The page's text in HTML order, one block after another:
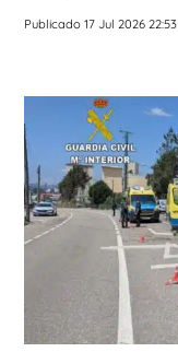
Publicado 17 Jul 2026 22:53